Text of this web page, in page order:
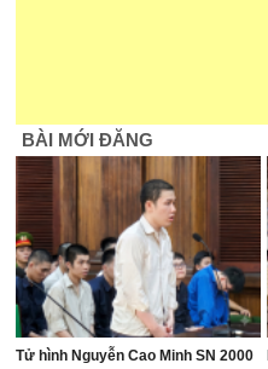
BÀI MỚI ĐĂNG
Tử hình Nguyễn Cao Minh SN 2000